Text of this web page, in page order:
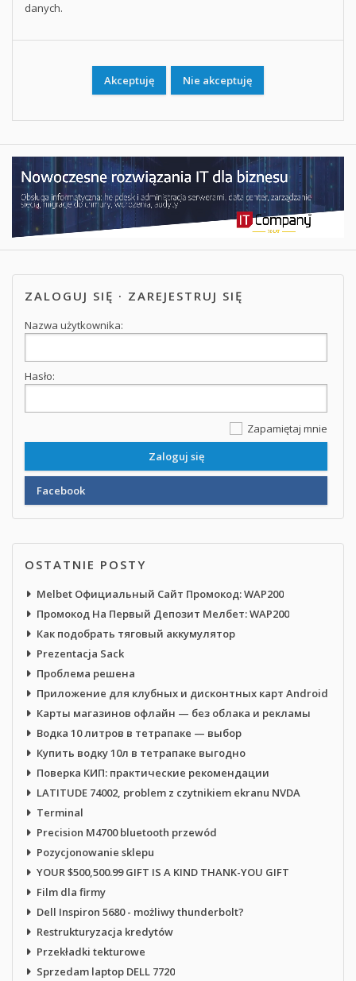
danych.
ZALOGUJ SIĘ · ZAREJESTRUJ SIĘ
Nazwa użytkownika:
Hasło:
Zapamiętaj mnie
Facebook
OSTATNIE POSTY
Melbet Официальный Сайт Промокод: WAP200
Промокод На Первый Депозит Мелбет: WAP200
Как подобрать тяговый аккумулятор
Prezentacja Sack
Проблема решена
Приложение для клубных и дисконтных карт Android
Карты магазинов офлайн — без облака и рекламы
Водка 10 литров в тетрапаке — выбор
Купить водку 10л в тетрапаке выгодно
Поверка КИП: практические рекомендации
LATITUDE 74002, problem z czytnikiem ekranu NVDA
Terminal
Precision M4700 bluetooth przewód
Pozycjonowanie sklepu
YOUR $500,500.99 GIFT IS A KIND THANK-YOU GIFT
Film dla firmy
Dell Inspiron 5680 - możliwy thunderbolt?
Restrukturyzacja kredytów
Przekładki tekturowe
Sprzedam laptop DELL 7720